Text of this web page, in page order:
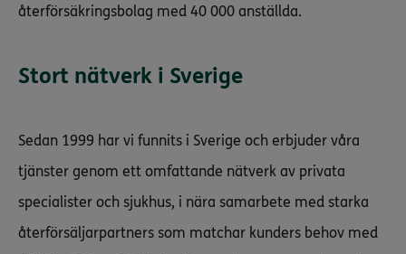
återförsäkringsbolag med 40 000 anställda.
Stort nätverk i Sverige
Sedan 1999 har vi funnits i Sverige och erbjuder våra
tjänster genom ett omfattande nätverk av privata
specialister och sjukhus, i nära samarbete med starka
återförsäljarpartners som matchar kunders behov med